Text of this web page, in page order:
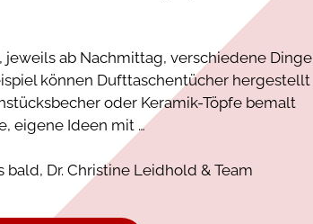
ab Nachmittag, verschiedene Dinge
können Dufttaschentücher hergestellt
oder Keramik-Töpfe bemalt
eigene Ideen mit …
Dr. Christine Leidhold & Team